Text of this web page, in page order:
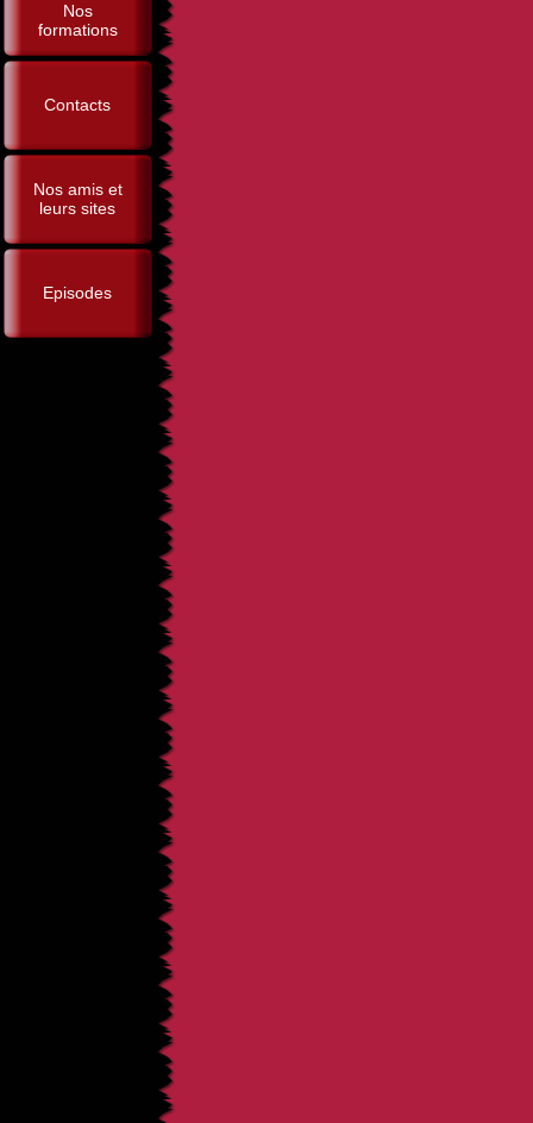
Nos
formations
Contacts
Nos amis et
leurs sites
Episodes